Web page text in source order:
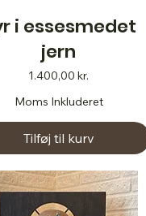
i essesmedet
jern
Pris
1.400,00 kr.
Moms Inkluderet
Tilføj til kurv